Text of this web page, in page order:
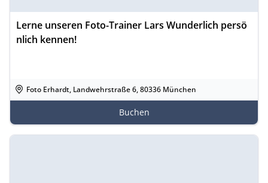
Lerne unseren Foto-Trainer Lars Wunderlich persö
nlich kennen!
Foto Erhardt, Landwehrstraße 6, 80336 München
Buchen